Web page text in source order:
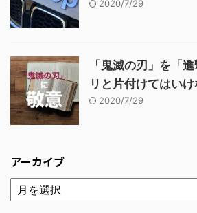
2020/7/29
「鬼滅の刃」を「
リと片付けてはい
2020/7/29
アーカイブ